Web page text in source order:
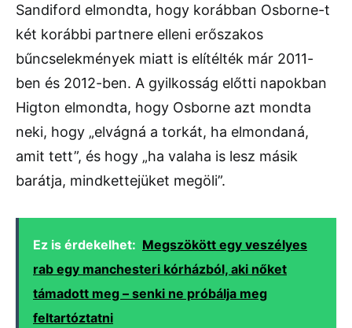
Sandiford elmondta, hogy korábban Osborne-t
két korábbi partnere elleni erőszakos
bűncselekmények miatt is elítélték már 2011-
ben és 2012-ben. A gyilkosság előtti napokban
Higton elmondta, hogy Osborne azt mondta
neki, hogy „elvágná a torkát, ha elmondaná,
amit tett”, és hogy „ha valaha is lesz másik
barátja, mindkettejüket megöli”.
Ez is érdekelhet: Megszökött egy veszélyes
rab egy manchesteri kórházból, aki nőket
támadott meg – senki ne próbálja meg
feltartóztatni